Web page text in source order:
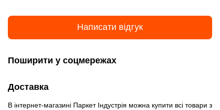
Написати відгук
Поширити у соцмережах
Доставка
В інтернет-магазині Паркет Індустрія можна купити всі товари з